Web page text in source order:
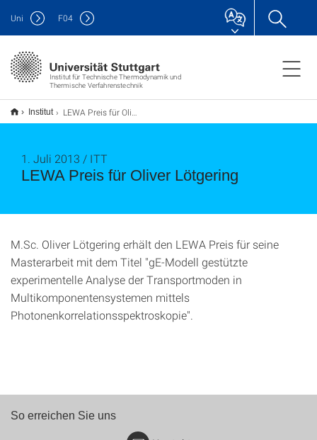
Institut für Technische Thermodynamik und
Thermische Verfahrenstechnik
Uni F04
Institut LEWA Preis für Oliver Lötgering
LEWA Preis für Oliver Lötgering
1. Juli 2013 / ITT
M.Sc. Oliver Lötgering erhält den LEWA Preis für seine
Masterarbeit mit dem Titel "gE-Modell gestützte
experimentelle Analyse der Transportmoden in
Multikomponentensystemen mittels
Photonenkorrelationsspektroskopie".
So erreichen Sie uns